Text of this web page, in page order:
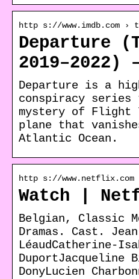
http s://www.imdb.com
Departure
2019–2022)
Departure is a
conspiracy
mystery of Flight
plane that
Atlantic Ocean.
http s://
Watch |
Belgian, Classic
Dramas. Cast.
LéaudCatherine-
DuportJacqueline
DonyLucien